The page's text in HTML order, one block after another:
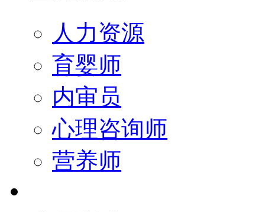
人力资源
育婴师
内审员
心理咨询师
营养师